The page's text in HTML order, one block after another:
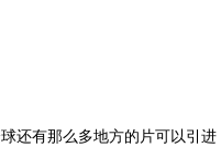
还有那么多地方的片可以引